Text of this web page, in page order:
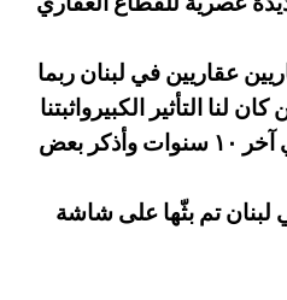
عقاريين في لبنان ربما
لنا التأثير الكبيرواثبتنا
مهنيتنا ووجودنا وفعاليّتنا في آخر ١٠ سنوات وأذكر بعض
تم بثّها على شاشة